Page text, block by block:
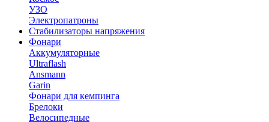
УЗО
Электропатроны
Стабилизаторы напряжения
Фонари
Аккумуляторные
Ultraflash
Ansmann
Garin
Фонари для кемпинга
Брелоки
Велосипедные